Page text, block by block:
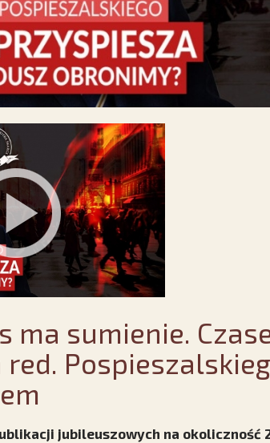
ma sumienie.
jubileuszowych na okoliczność